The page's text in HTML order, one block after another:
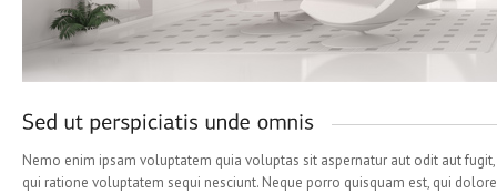
Nemo enim ipsam voluptatem quia voluptas sit aspernatur aut odit aut
qui ratione voluptatem sequi nesciunt. Neque porro quisquam est, qui